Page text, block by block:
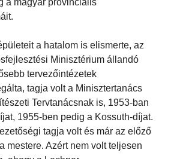
a hatalom is elismerte, az
Minisztérium állandó
tervezőintézetek
tagja volt a Minisztertanács
Tervtanácsnak is, 1953-ban
1955-ben pedig a Kossuth-díjat.
tagja volt és már az előző
mestere. Azért nem volt teljesen